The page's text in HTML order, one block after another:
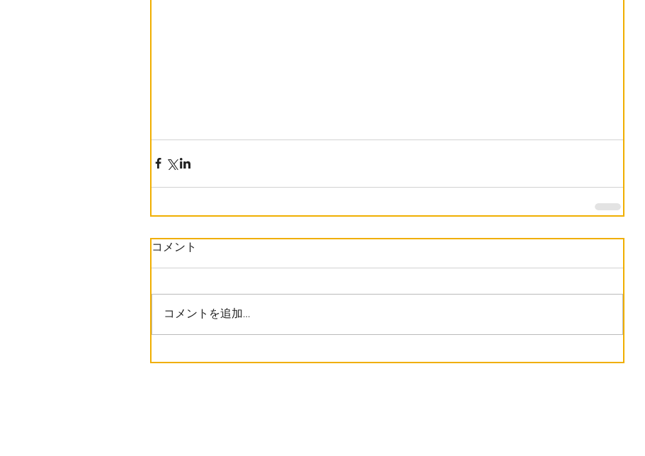
コメント
コメントを追加…